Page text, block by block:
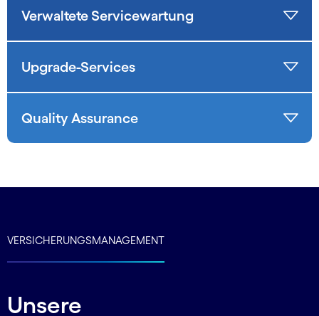
Verwaltete Servicewartung
Upgrade-Services
Quality Assurance
VERSICHERUNGSMANAGEMENT
Unsere